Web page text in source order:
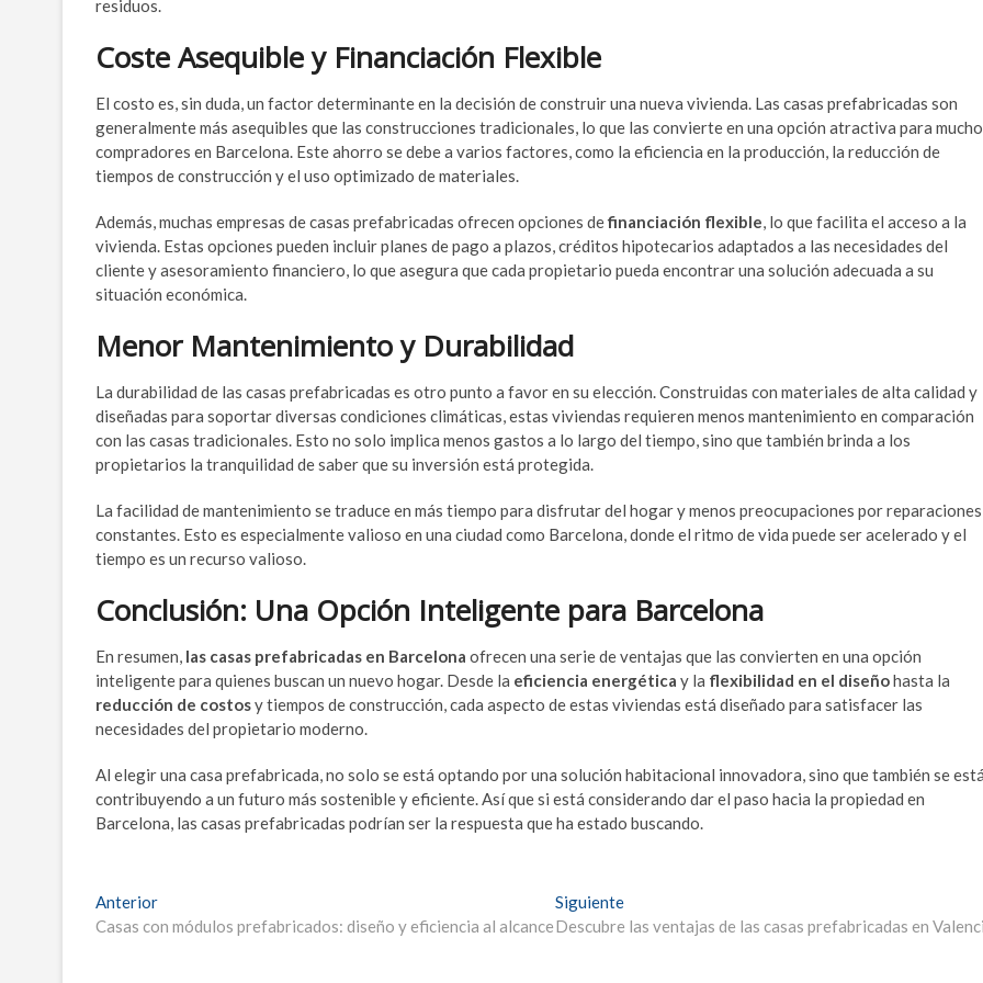
residuos.
Coste Asequible y Financiación Flexible
El costo es, sin duda, un factor determinante en la decisión de construir una nueva vivienda. Las casas prefabricadas son
generalmente más asequibles que las construcciones tradicionales, lo que las convierte en una opción atractiva para
compradores en Barcelona. Este ahorro se debe a varios factores, como la eficiencia en la producción, la reducción de
tiempos de construcción y el uso optimizado de materiales.
Además, muchas empresas de casas prefabricadas ofrecen opciones definanciación flexible, lo que facilita el acceso a la
vivienda. Estas opciones pueden incluir planes de pago a plazos, créditos hipotecarios adaptados a las necesidades del
cliente y asesoramiento financiero, lo que asegura que cada propietario pueda encontrar una solución adecuada a su
situación económica.
Menor Mantenimiento y Durabilidad
La durabilidad de las casas prefabricadas es otro punto a favor en su elección. Construidas con materiales de alta calidad y
diseñadas para soportar diversas condiciones climáticas, estas viviendas requieren menos mantenimiento en comparación
con las casas tradicionales. Esto no solo implica menos gastos a lo largo del tiempo, sino que también brinda a los
propietarios la tranquilidad de saber que su inversión está protegida.
La facilidad de mantenimiento se traduce en más tiempo para disfrutar del hogar y menos preocupaciones por reparaciones
constantes. Esto es especialmente valioso en una ciudad como Barcelona, donde el ritmo de vida puede ser acelerado y el
tiempo es un recurso valioso.
Conclusión: Una Opción Inteligente para Barcelona
En resumen, las casas prefabricadas en Barcelona ofrecen una serie de ventajas que las convierten en una opción
inteligente para quienes buscan un nuevo hogar. Desde la eficiencia energética y la flexibilidad en el diseñohasta la
reducción de costosy tiempos de construcción, cada aspecto de estas viviendas está diseñado para satisfacer las
necesidades del propietario moderno.
Al elegir una casa prefabricada, no solo se está optando por una solución habitacional innovadora, sino que también se
contribuyendo a un futuro más sostenible y eficiente. Así que si está considerando dar el paso hacia la propiedad en
Barcelona, las casas prefabricadas podrían ser la respuesta que ha estado buscando.
Navegación
de
AnteriorEntrada
anterior:
Casas con módulos prefabricados: diseño y eficiencia al alcance
SiguienteEntrada
siguiente:
Descubre las ventajas de las casas prefabricadas en